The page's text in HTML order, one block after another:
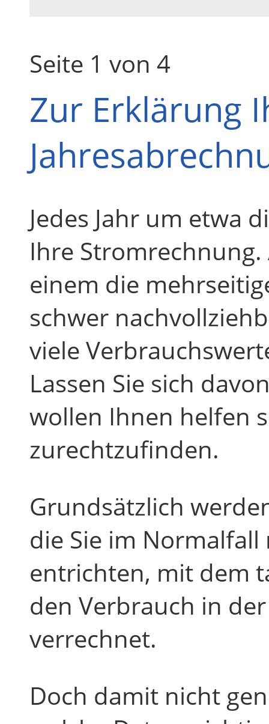
Seite 1 von 4
Zur Erklärung
Jedes Jahr um etwa
Ihre
einem die
schwer
viele
Lassen Sie sich
wollen Ihnen helfen
zurechtzufinden.
Grundsätzlich
die Sie im
entrichten, mit dem
den Verbrauch in
verrechnet.
Doch damit nicht